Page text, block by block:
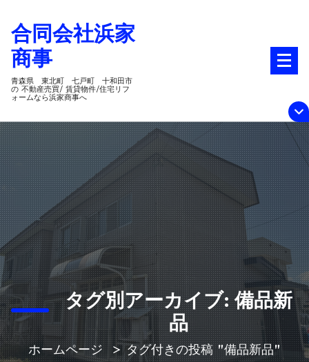
テ
ツ
ス
キ
ッ
プ
合同会社浜家
商事
青森県 東北町 七戸町 十和田市
の 不動産売買/ 賃貸物件/住宅リフ
ォームなら浜家商事へ
タグ別アーカイブ: 備品新
品
ホームページ>タグ付きの投稿 "備品新品"